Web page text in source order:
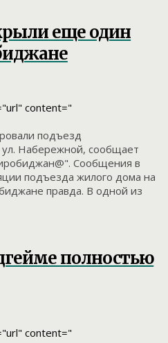
еще один
content="
подъезд
ул. Набережной, сообщает
Сообщения в
подъезда жилого дома на
правда. В одной из
полностью
content="